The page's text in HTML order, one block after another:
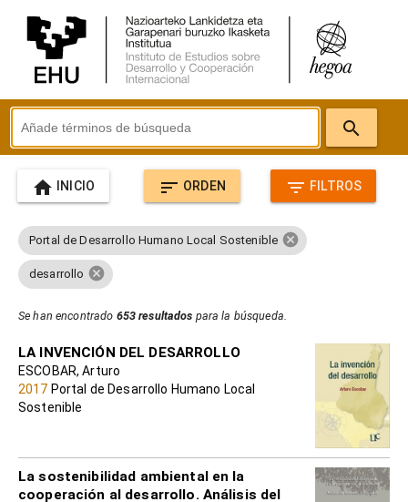
search
home INICIO sort ORDEN filter_list FILTROS
Portal de Desarrollo Humano Local Sostenible cancel
desarrollo cancel
Se han encontrado 653 resultados para la búsqueda.
LA INVENCIÓN DEL DESARROLLO
ESCOBAR, Arturo
2017 Portal de Desarrollo Humano Local
Sostenible
La sostenibilidad ambiental en la
cooperación al desarrollo. Análisis del